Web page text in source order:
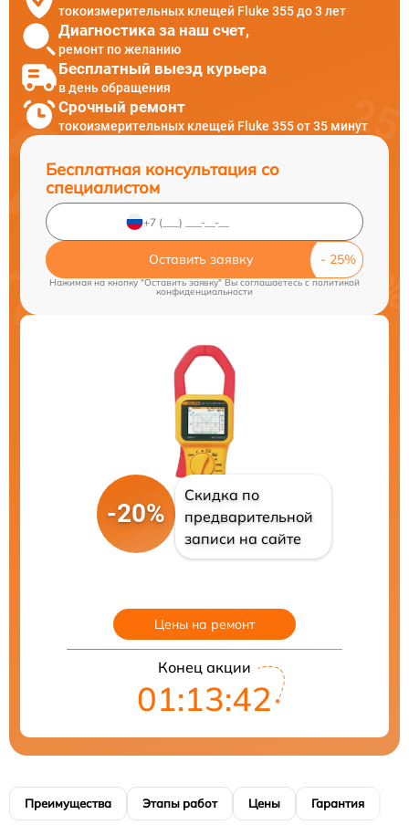
токоизмерительных клещей Fluke 355 до 3 лет
Диагностика за наш счет,
ремонт по желанию
Бесплатный выезд курьера
в день обращения
Срочный ремонт
токоизмерительных клещей Fluke 355 от 35 минут
Бесплатная консультация со
специалистом
Оставить заявку
Нажимая на кнопку "Оставить заявку" Вы соглашаетесь cполитикой
конфиденциальности
-20%
Скидка по
предварительной
записи на сайте
Цены на ремонт
Конец акции
01:13:41
Преимущества Этапы работ Цены Гарантия